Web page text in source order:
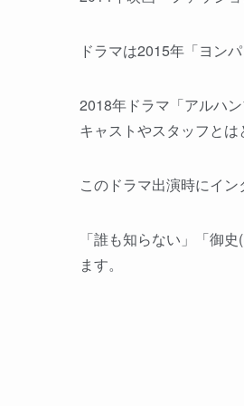
ドラマは2015年「ヨン
2018年ドラマ「アルハ
キャストやスタッフとは
このドラマ出演時にイ
「誰も知らない」「御
ます。